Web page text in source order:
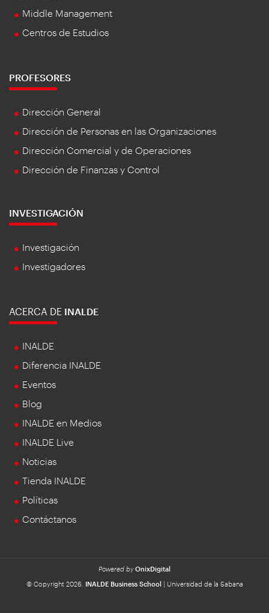
Middle Management
Centros de Estudios
PROFESORES
Dirección General
Dirección de Personas en las Organizaciones
Dirección Comercial y de Operaciones
Dirección de Finanzas y Control
INVESTIGACIÓN
Investigación
Investigadores
ACERCA DE INALDE
INALDE
Diferencia INALDE
Eventos
Blog
INALDE en Medios
INALDE Live
Noticias
Tienda INALDE
Políticas
Contáctanos
Powered by OnixDigital
© Copyright 2026.
INALDE Business School| Universidad de la Sabana